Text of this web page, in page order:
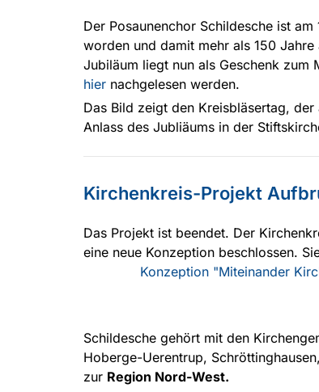
Der Posaunenchor Schildesche ist
worden und damit mehr als 150 Jahre
Jubiläum liegt nun als Geschenk zum
hier nachgelesen werden.
Das Bild zeigt den Kreisbläsertag,
Anlass des Jubliäums in der
Kirchenkreis-Projekt
Das Projekt ist beendet. Der
eine neue Konzeption
Konzeption "Miteinander
Schildesche gehört mit den
Hoberge-Uerentrup,
zur Region Nord-West.